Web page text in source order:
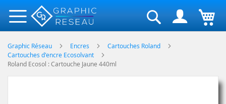
Rechercher
Graphic Réseau Encres
Cartouches Roland
Cartouches d'encre Ecosolvant
Roland Ecosol : Cartouche Jaune 440ml